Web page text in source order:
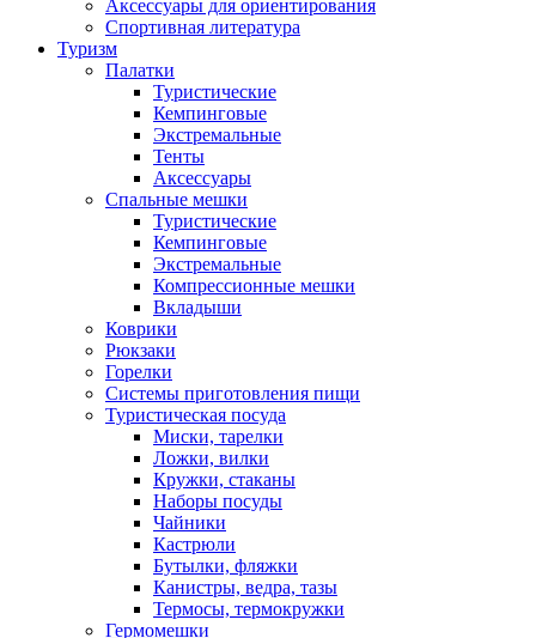
Аксессуары для ориентирования
Спортивная литература
Туризм
Палатки
Туристические
Кемпинговые
Экстремальные
Тенты
Аксессуары
Спальные мешки
Туристические
Кемпинговые
Экстремальные
Компрессионные мешки
Вкладыши
Коврики
Рюкзаки
Горелки
Системы приготовления пищи
Туристическая посуда
Миски, тарелки
Ложки, вилки
Кружки, стаканы
Наборы посуды
Чайники
Кастрюли
Бутылки, фляжки
Канистры, ведра, тазы
Термосы, термокружки
Гермомешки